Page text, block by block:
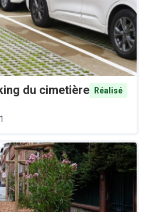
du cimetière
Réalisé
1